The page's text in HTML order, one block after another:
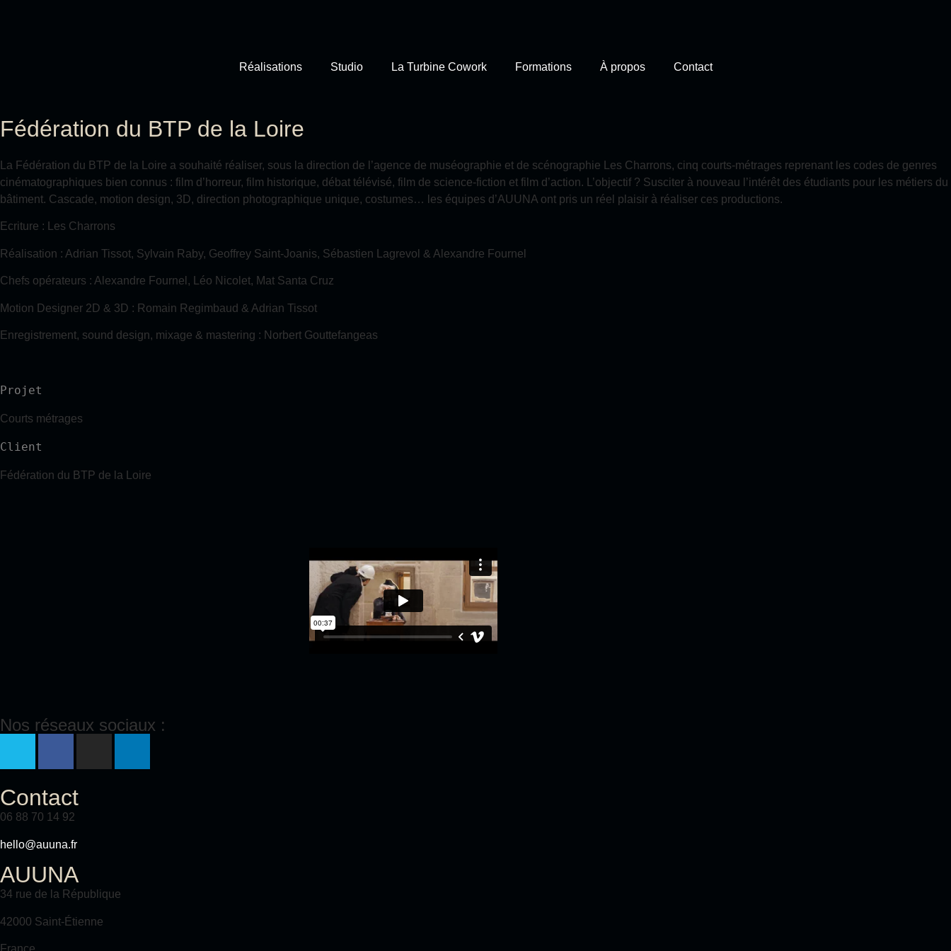
Réalisations Studio La Turbine Cowork Formations À propos Contact
Fédération du BTP de la Loire
La Fédération du BTP de la Loire a souhaité réaliser, sous la direction de l’agence de muséographie et de scénographie Les Charrons, cinq courts-métrages reprenant les codes de genres
cinématographiques bien connus : film d’horreur, film historique, débat télévisé, film de science-fiction et film d’action. L’objectif ? Susciter à nouveau l’intérêt des étudiants pour les métiers du
bâtiment. Cascade, motion design, 3D, direction photographique unique, costumes… les équipes d’AUUNA ont pris un réel plaisir à réaliser ces productions.
Ecriture : Les Charrons
Réalisation : Adrian Tissot, Sylvain Raby, Geoffrey Saint-Joanis, Sébastien Lagrevol & Alexandre Fournel
Chefs opérateurs : Alexandre Fournel, Léo Nicolet, Mat Santa Cruz
Motion Designer 2D & 3D : Romain Regimbaud & Adrian Tissot
Enregistrement, sound design, mixage & mastering : Norbert Gouttefangeas
Projet
Courts métrages
Client
Fédération du BTP de la Loire
Nos réseaux sociaux :
Contact
06 88 70 14 92
hello@auuna.fr
AUUNA
34 rue de la République
42000 Saint-Étienne
France